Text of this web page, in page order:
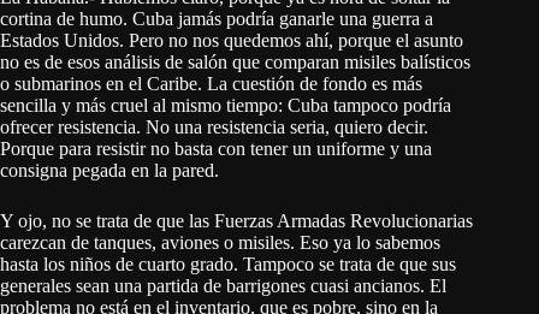
cortina de humo. Cuba jamás podría ganarle una guerra a
Estados Unidos. Pero no nos quedemos ahí, porque el asunto
no es de esos análisis de salón que comparan misiles balísticos
o submarinos en el Caribe. La cuestión de fondo es más
sencilla y más cruel al mismo tiempo: Cuba tampoco podría
ofrecer resistencia. No una resistencia seria, quiero decir.
Porque para resistir no basta con tener un uniforme y una
consigna pegada en la pared.
Y ojo, no se trata de que las Fuerzas Armadas Revolucionarias
carezcan de tanques, aviones o misiles. Eso ya lo sabemos
hasta los niños de cuarto grado. Tampoco se trata de que sus
generales sean una partida de barrigones cuasi ancianos. El
problema no está en el inventario, que es pobre, sino en la